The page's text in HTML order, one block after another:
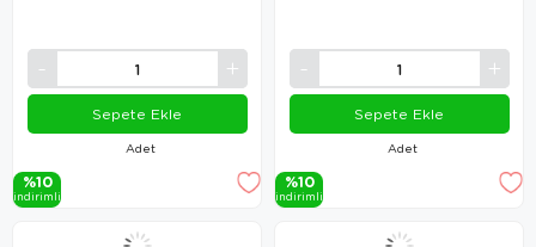
Adet
Sepete Ekle
%10
i̇ndi̇ri̇mli̇
Adet
Sepete Ekle
%10
i̇ndi̇ri̇mli̇